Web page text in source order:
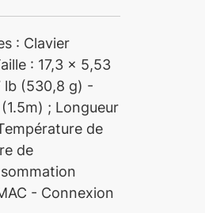
: Clavier
: 17,3 x 5,53
lb (530,8 g) -
; Longueur
de
de
- Connexion